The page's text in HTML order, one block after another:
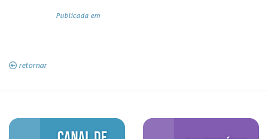
Publicada em
retornar